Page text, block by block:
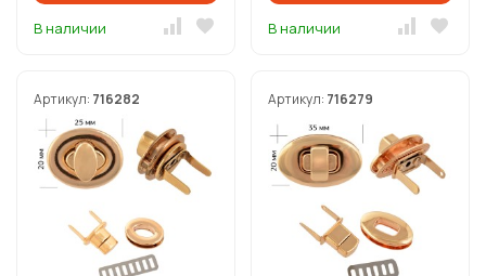
В наличии В наличии
Артикул: 716282 Артикул: 716279